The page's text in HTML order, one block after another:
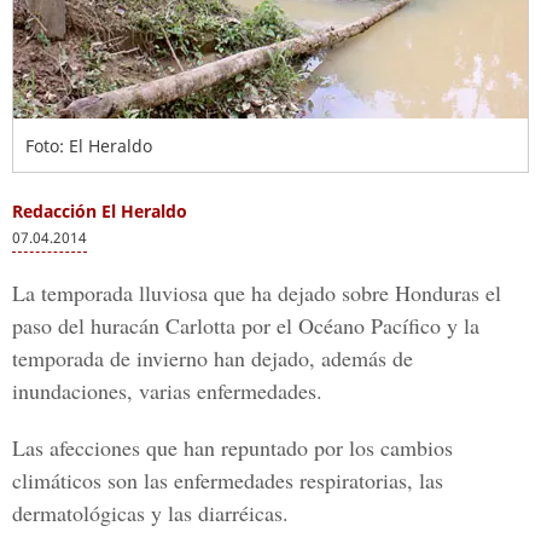
Foto: El Heraldo
Redacción El Heraldo
07.04.2014
La temporada lluviosa que ha dejado sobre Honduras el
paso del huracán Carlotta por el Océano Pacífico y la
temporada de invierno han dejado, además de
inundaciones, varias enfermedades.
Las afecciones que han repuntado por los cambios
climáticos son las enfermedades respiratorias, las
dermatológicas y las diarréicas.